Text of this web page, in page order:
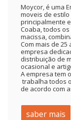
Moycor, é uma
moveis de estilo
principalmente
Coaba, todos
macissa,
Com mais de
empresa
distribuição de
ocasional e
A empresa tem
trabalha todos
de acordo com
saber mais